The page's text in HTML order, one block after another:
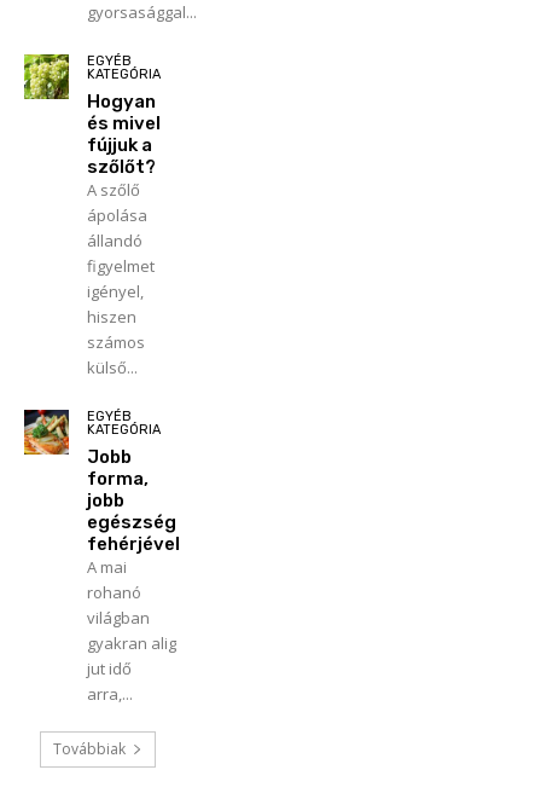
gyorsasággal...
EGYÉB
KATEGÓRIA
Hogyan
és mivel
fújjuk a
szőlőt?
A szőlő
ápolása
állandó
figyelmet
igényel,
hiszen
számos
külső...
EGYÉB
KATEGÓRIA
Jobb
forma,
jobb
egészség
fehérjével
A mai
rohanó
világban
gyakran alig
jut idő
arra,...
Továbbiak